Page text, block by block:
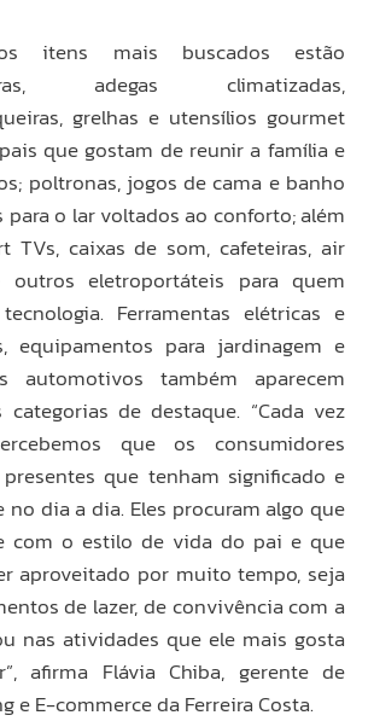
itens mais buscados estão
adegas climatizadas,
grelhas e utensílios gourmet
que gostam de reunir a família e
poltronas, jogos de cama e banho
para o lar voltados ao conforto; além
TVs, caixas de som, cafeteiras, air
outros eletroportáteis para quem
Ferramentas elétricas e
equipamentos para jardinagem e
automotivos também aparecem
categorias de destaque. “Cada vez
que os consumidores
que tenham significado e
no dia a dia. Eles procuram algo que
com o estilo de vida do pai e que
aproveitado por muito tempo, seja
de lazer, de convivência com a
nas atividades que ele mais gosta
afirma Flávia Chiba, gerente de
e E-commerce da Ferreira Costa.